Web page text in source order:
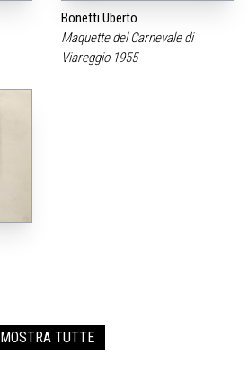
Bonetti Uberto
Maquette del Carnevale di
Viareggio 1955
MOSTRA TUTTE